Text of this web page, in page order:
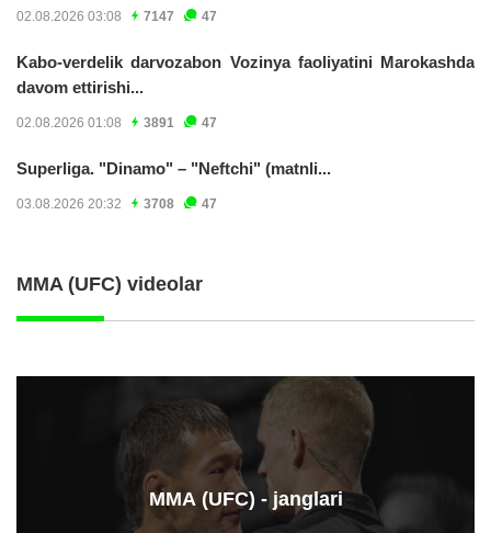
02.08.2026 03:08 7147 47
Kabo-verdelik darvozabon Vozinya faoliyatini Marokashda
davom ettirishi...
02.08.2026 01:08 3891 47
Superliga. "Dinamo" – "Neftchi" (matnli...
03.08.2026 20:32 3708 47
MMA (UFC) videolar
ММА (UFC) - janglari